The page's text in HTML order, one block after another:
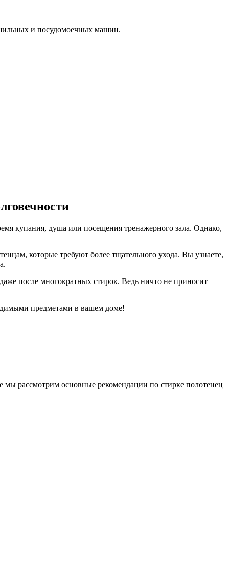
и посудомоечных машин.
купания, душа или посещения тренажерного зала. Однако,
которые требуют более тщательного ухода. Вы узнаете,
после многократных стирок. Ведь ничто не приносит
предметами в вашем доме!
мы рассмотрим основные рекомендации по стирке полотенец